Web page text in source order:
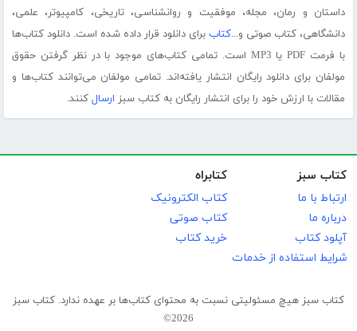
داستان و رمان، مجله، موفقیت و روانشناسی، تاریخی، کامپیوتر، علمی،
دانشگاهی، کتاب صوتی و...کتاب برای دانلود قرار داده شده است. دانلود کتاب‌ها
با فرمت PDF یا MP3 است. تمامی کتاب‌های موجود با در نظر گرفتن حقوق
مولفان برای دانلود رایگان انتشار یافته‌اند. تمامی مولفان می‌توانند کتاب‌ها و
مقالات با ارزش خود را برای انتشار رایگان به کتاب سبز ارسال کنند.
کتاب سبز
ارتباط با ما
درباره ما
آپلود کتاب
شرایط استفاده از خدمات
کتابراه
کتاب الکترونیک
کتاب صوتی
خرید کتاب
کتاب سبز هیچ مسئولیتی نسبت به محتوای کتاب‌ها بر عهده ندارد. کتاب سبز
2026©